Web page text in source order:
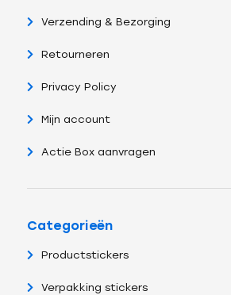
Verzending & Bezorging
Retourneren
Privacy Policy
Mijn account
Actie Box aanvragen
Categorieën
Productstickers
Verpakking stickers